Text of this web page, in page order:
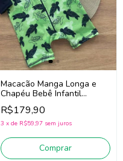
Macacão Manga Longa e
Chapéu Bebê Infantil
Menino Luc.Boo 85570
(Verde)
R$179,90
3 x de R$59,97 sem juros
Comprar